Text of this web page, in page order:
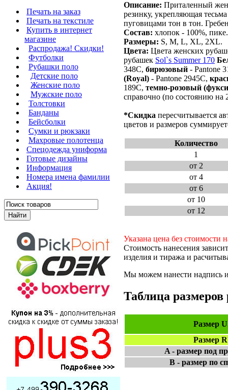
Печать на заказ
Печать на текстиле
Купить в интернет
магазине
Распродажа! Скидки!
Футболки
Рубашки поло
Детские поло
Женские поло
Мужские поло
Толстовки
Банданы
Бейсболки
Сумки и рюкзаки
Махровые полотенца
Cпецодежда униформа
Готовые дизайны
Информация
Номера имена фамилии
Акция!
Описание: Приталенный
резинку, укрепляющая
пуговицами тон в тон.
Состав: хлопок - 100%, пике.
Размеры: S, M, L, XL, 2XL.
Цвета: Цвета женских
рубашек Sol`s Summer 170
348C, бирюзовый - Pantone
(Royal) - Pantone 2945C,
189C, темно-розовый
справочно (по состоянию на
*Скидка пересчитывается
цветов и размеров
Количество
1
от 2
от 4
от 6
от 10
от 12
Указана цена без стоимости
Стоимость нанесения
изделия и тиража и
Мы можем нанести надпись
Таблица размеров
Размер
Размер
A - размер под
B - размер по